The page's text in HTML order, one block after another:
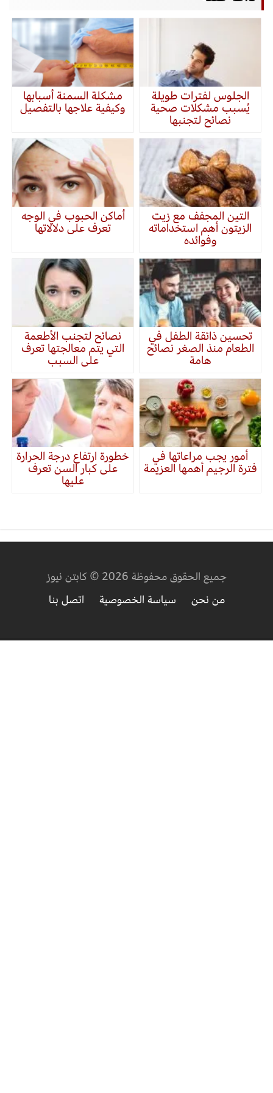
الجلوس لفترات طويلة
يُسبب مشكلات صحية
نصائح لتجنبها
مشكلة السمنة أسبابها
وكيفية علاجها بالتفصيل
التين المجفف مع زيت
الزيتون أهم استخداماته
وفوائده
أماكن الحبوب في الوجه
تعرف على دلالاتها
تحسين ذائقة الطفل في
الطعام منذ الصغر نصائح
هامة
نصائح لتجنب الأطعمة
التي يتم معالجتها تعرف
على السبب
أمور يجب مراعاتها في
فترة الرجيم أهمها العزيمة
خطورة ارتفاع درجة الحرارة
على كبار السن تعرف
عليها
جميع الحقوق محفوظة 2026 © كابتن نيوز
من نحن
سياسة الخصوصية اتصل بنا